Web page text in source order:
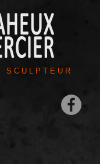
C U L P T E U R